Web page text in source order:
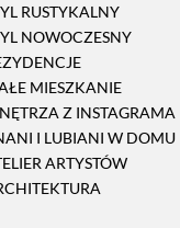
RUSTYKALNY
NOWOCZESNY
MIESZKANIE
Z INSTAGRAMA
I LUBIANI W DOMU
ARTYSTÓW